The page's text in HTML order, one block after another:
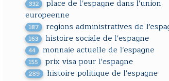
332
place de l'espagne dans l'union
europeenne
187 regions administratives de
163 histoire sociale de l'espagne
44 monnaie actuelle de l'espagne
155 prix visa pour l'espagne
289 histoire politique de l'espagne